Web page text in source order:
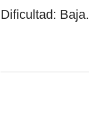
Dificultad: Baja.